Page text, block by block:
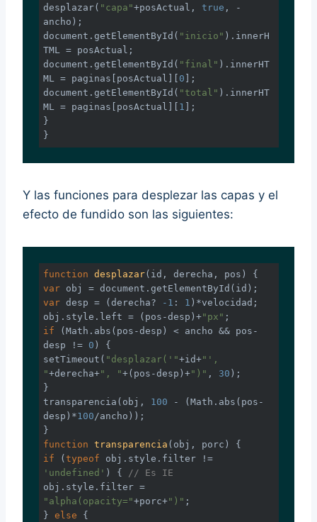
desplazar( "capa"+posActual, true , -
document .getElementById( "inicio" ).innerH
document .getElementById( "final" ).innerHT
ML = paginas[posActual][ 0
document .getElementById( "total" ).innerHT
ML = paginas[posActual][ 1 ];
}
}
Y las funciones para desplezar las capas y el
efecto de fundido son las siguientes:
function desplazar( id, derecha, pos )
var obj = document
var desp = (derecha? -1 : 1 )*velocidad;
obj.style.left = (pos-desp)+"px"
if ( Math .abs(pos-desp) < ancho && pos-
desp != 0 ) {
setTimeout( "desplazar('"+id+"',
"+derecha+", "+(pos-desp)+")" , 30 );
}
transparencia(obj, 100 - ( Math .abs(pos-
desp)*100/ancho));
function transparencia ( obj, porc )
if ( typeof
obj.style.filter !=
'undefined' ) {
// Es IE
obj.style.filter =
"alpha(opacity="+porc+")" ;
} else {